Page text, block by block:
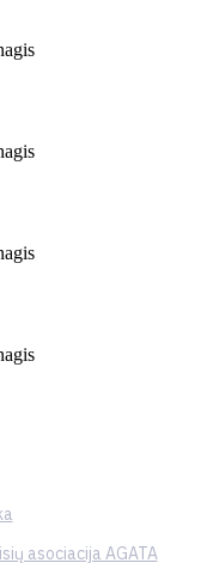
asociacija AGATA